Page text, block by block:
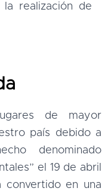
realización de
de mayor
país debido a
denominado
el 19 de abril
convertido en una